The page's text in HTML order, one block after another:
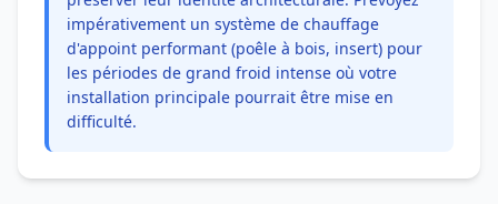
impérativement un système de chauffage
d'appoint performant (poêle à bois, insert) pour
les périodes de grand froid intense où votre
installation principale pourrait être mise en
difficulté.